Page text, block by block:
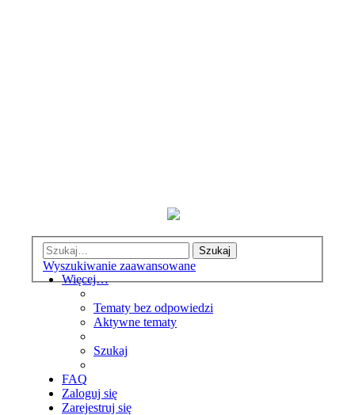
Szukaj
Wyszukiwanie zaawansowane
Więcej…
Tematy bez odpowiedzi
Aktywne tematy
Szukaj
FAQ
Zaloguj się
Zarejestruj się